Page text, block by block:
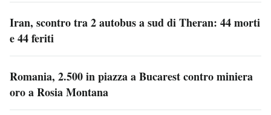
Iran, scontro tra 2 autobus a sud di Theran: 44 morti
e 44 feriti
Romania, 2.500 in piazza a Bucarest contro miniera
oro a Rosia Montana